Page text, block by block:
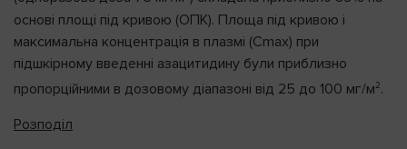
основі площі під кривою (ОПК). Площа під кривою і
максимальна концентрація в плазмі (Cmax) при
підшкірному введенні азацитидину були приблизно
пропорційними в дозовому діапазоні від 25 до 100 мг/м2.
Розподіл